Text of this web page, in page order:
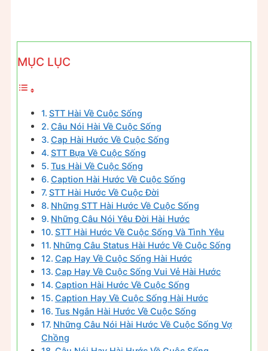
MỤC LỤC
STT Hài Về Cuộc Sống
Câu Nói Hài Về Cuộc Sống
Cap Hài Hước Về Cuộc Sống
STT Bựa Về Cuộc Sống
Tus Hài Về Cuộc Sống
Caption Hài Hước Về Cuộc Sống
STT Hài Hước Về Cuộc Đời
Những STT Hài Hước Về Cuộc Sống
Những Câu Nói Yêu Đời Hài Hước
STT Hài Hước Về Cuộc Sống Và Tình Yêu
Những Câu Status Hài Hước Về Cuộc Sống
Cap Hay Về Cuộc Sống Hài Hước
Cap Hay Về Cuộc Sống Vui Vẻ Hài Hước
Caption Hài Hước Về Cuộc Sống
Caption Hay Về Cuộc Sống Hài Hước
Tus Ngắn Hài Hước Về Cuộc Sống
Những Câu Nói Hài Hước Về Cuộc Sống Vợ
Chồng